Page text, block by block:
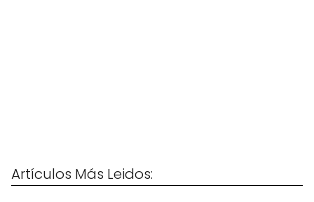
Artículos Más Leidos: